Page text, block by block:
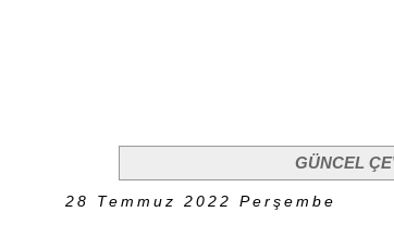
GÜNCEL
28 Temmuz 2022 Perşembe